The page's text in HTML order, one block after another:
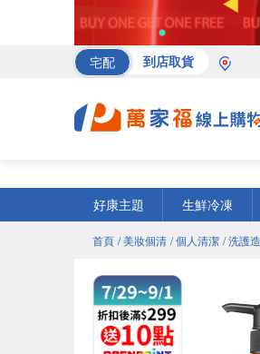
宅配 到店取貨
好康主題
生鮮冷凍
首頁 / 美妝個清 / 個人清潔 / 洗護